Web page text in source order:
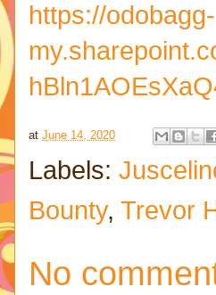
https://odobagg-
at June 14, 2020
Labels:
Bounty, Trevor
No